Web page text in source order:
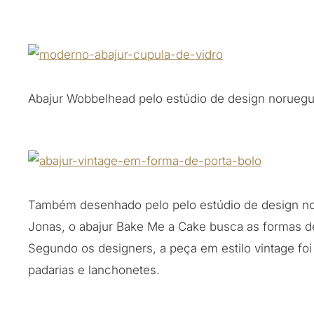
Abajur Wobbelhead pelo estúdio de design
Também desenhado pelo pelo estúdio de design
Jonas, o abajur Bake Me a Cake busca as formas
Segundo os designers, a peça em estilo vintage
padarias e lanchonetes.